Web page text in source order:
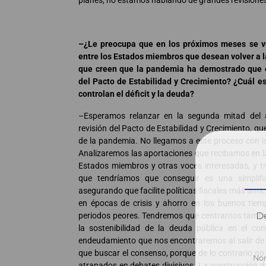
–¿Le preocupa que en los próximos meses se
entre los Estados miembros que desean volver
que creen que la pandemia ha demostrado que
del Pacto de Estabilidad y Crecimiento? ¿Cuál
controlan el déficit y la deuda?
–Esperamos relanzar en la segunda mitad
revisión del Pacto de Estabilidad y Crecimiento,
de la pandemia. No llegamos a este proceso con
Analizaremos las aportaciones que recibamos en
Estados miembros y otras voces interesadas, y
que tendríamos que conseguir es una
asegurando que facilite políticas fiscales más
en épocas de crisis y ahorro en los buenos
periodos peores. Tendremos que centrarnos
la sostenibilidad de la deuda pública en el
endeudamiento que nos encontraremos al salir
que buscar el consenso, porque de lo contrario